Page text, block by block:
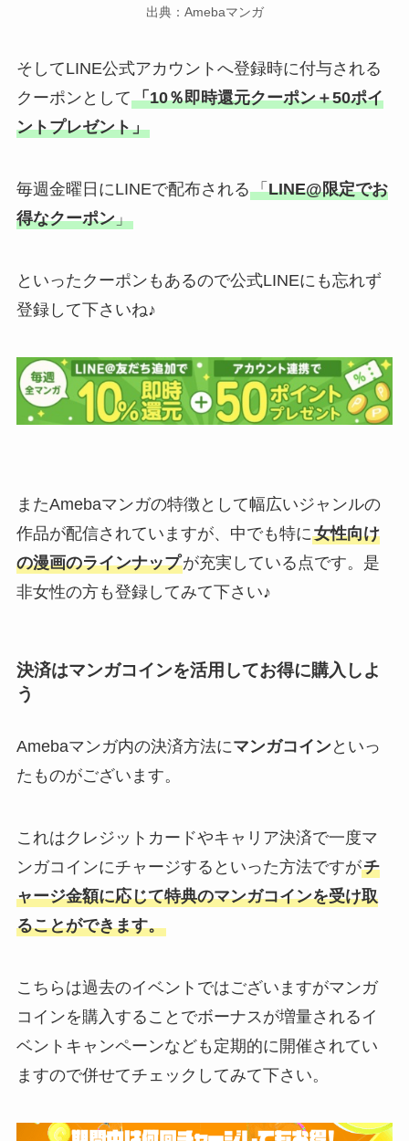
出典：Amebaマンガ
そしてLINE公式アカウントへ登録時に付与される
クーポンとして「10％即時還元クーポン＋50ポイ
ントプレゼント」
毎週金曜日にLINEで配布される「LINE@限定でお
得なクーポン」
といったクーポンもあるので公式LINEにも忘れず
登録して下さいね♪
またAmebaマンガの特徴として幅広いジャンルの
作品が配信されていますが、中でも特に女性向け
の漫画のラインナップが充実している点です。是
非女性の方も登録してみて下さい♪
決済はマンガコインを活用してお得に購入しよ
う
Amebaマンガ内の決済方法にマンガコインといっ
たものがございます。
これはクレジットカードやキャリア決済で一度マ
ンガコインにチャージするといった方法ですがチ
ャージ金額に応じて特典のマンガコインを受け取
ることができます。
こちらは過去のイベントではございますがマンガ
コインを購入することでボーナスが増量されるイ
ベントキャンペーンなども定期的に開催されてい
ますので併せてチェックしてみて下さい。